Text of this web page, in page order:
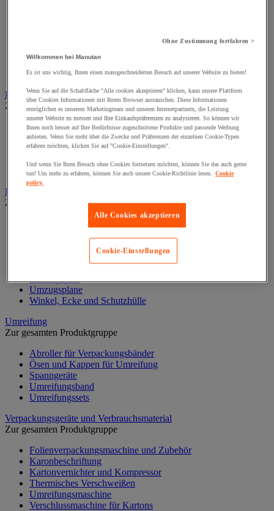
Schnur
Spezielle Kleber
Lebensmittelverpackung und -behälter
Zur gesamten Produktgruppe
Beutel und Einkaufstaschen
Isothermische Container
Korb
Lebensmittelbox
Töpfe und Dosen
Luftpolsterfolie, Füllung und Kantenschutz
Zur gesamten Produktgruppe
Luftpolster- und Schaumstofffolie
Schaumstoffstücke und -platten
Umzugsplane
Winkel, Ecke und Schutzhülle
Umreifung
Zur gesamten Produktgruppe
Abroller für Verpackungsbänder
Ösen und Kappen für Umreifung
Spanngeräte
Umreifungsband
Umreifungssets
Verpackungsgeräte und Verbrauchsmaterial
Zur gesamten Produktgruppe
Folienverpackungsmaschine und Zubehör
Karonbeschriftung
Kartonvernichter und Kompressor
Thermisches Verschweißen
Umreifungsmaschine
Verschlussmaschine für Kartons
Ohne Zustimmung fortfahren >
Willkommen bei Manutan
Es ist uns wichtig, Ihnen einen massgeschneiderten Besuch auf unserer Website zu bieten!
Wenn Sie auf die Schaltfläche "Alle cookies akzeptieren" klicken, kann unsere Plattform
über Cookies Informationen mit Ihrem Browser austauschen. Diese Informationen
ermöglichen es unserem Marketingteam und unseren Internetpartnern, die Leistung
unserer Website zu messen und Ihre Einkaufspräferenzen zu analysieren. So können wir
Ihnen noch besser auf Ihre Bedürfnisse zugeschnittene Produkte und passende Werbung
anbieten. Wenn Sie mehr über die Zwecke und Präferenzen der einzelnen Cookie-Typen
erfahren möchten, klicken Sie auf "Cookie-Einstellungen".
Und wenn Sie Ihren Besuch ohne Cookies fortsetzen möchten, können Sie das auch gerne
tun! Um mehr zu erfahren, können Sie auch unsere Cookie-Richtlinie lesen. Cookie
policy.
Alle Cookies akzeptieren
Cookie-Einstellungen